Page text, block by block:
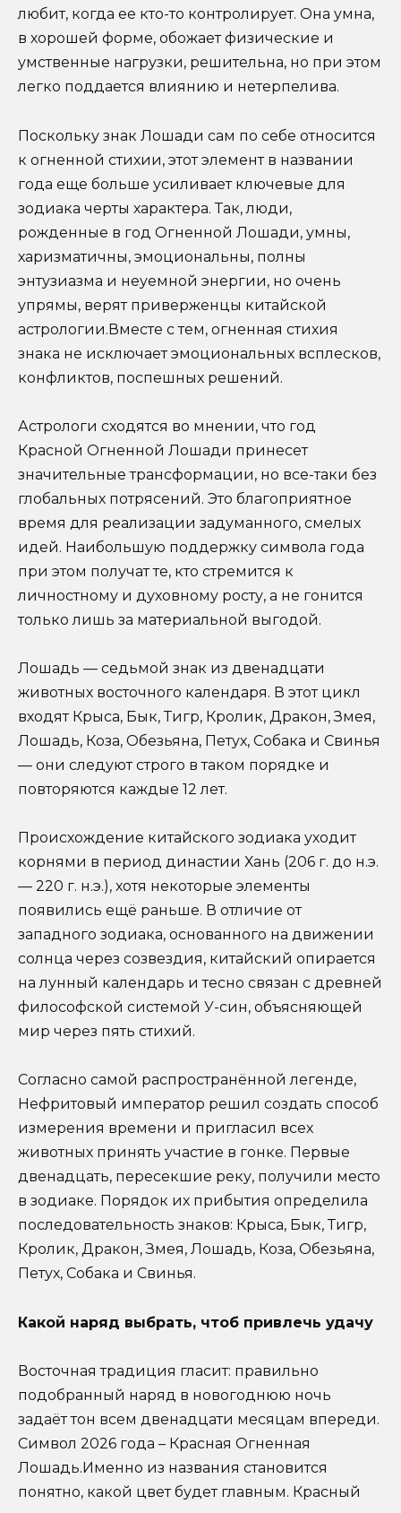
любит, когда ее кто-то контролирует. Она умна,
в хорошей форме, обожает физические и
умственные нагрузки, решительна, но при этом
легко поддается влиянию и нетерпелива.
Поскольку знак Лошади сам по себе относится
к огненной стихии, этот элемент в названии
года еще больше усиливает ключевые для
зодиака черты характера. Так, люди,
рожденные в год Огненной Лошади, умны,
харизматичны, эмоциональны, полны
энтузиазма и неуемной энергии, но очень
упрямы, верят приверженцы китайской
астрологии.Вместе с тем, огненная стихия
знака не исключает эмоциональных всплесков,
конфликтов, поспешных решений.
Астрологи сходятся во мнении, что год
Красной Огненной Лошади принесет
значительные трансформации, но все-таки без
глобальных потрясений. Это благоприятное
время для реализации задуманного, смелых
идей. Наибольшую поддержку символа года
при этом получат те, кто стремится к
личностному и духовному росту, а не гонится
только лишь за материальной выгодой.
Лошадь — седьмой знак из двенадцати
животных восточного календаря. В этот цикл
входят Крыса, Бык, Тигр, Кролик, Дракон, Змея,
Лошадь, Коза, Обезьяна, Петух, Собака и Свинья
— они следуют строго в таком порядке и
повторяются каждые 12 лет.
Происхождение китайского зодиака уходит
корнями в период династии Хань (206 г. до н.э.
— 220 г. н.э.), хотя некоторые элементы
появились ещё раньше. В отличие от
западного зодиака, основанного на движении
солнца через созвездия, китайский опирается
на лунный календарь и тесно связан с древней
философской системой У-син, объясняющей
мир через пять стихий.
Согласно самой распространённой легенде,
Нефритовый император решил создать способ
измерения времени и пригласил всех
животных принять участие в гонке. Первые
двенадцать, пересекшие реку, получили место
в зодиаке. Порядок их прибытия определила
последовательность знаков: Крыса, Бык, Тигр,
Кролик, Дракон, Змея, Лошадь, Коза, Обезьяна,
Петух, Собака и Свинья.
Какой наряд выбрать, чтоб привлечь удачу
Восточная традиция гласит: правильно
подобранный наряд в новогоднюю ночь
задаёт тон всем двенадцати месяцам впереди.
Символ 2026 года – Красная Огненная
Лошадь.Именно из названия становится
понятно, какой цвет будет главным. Красный